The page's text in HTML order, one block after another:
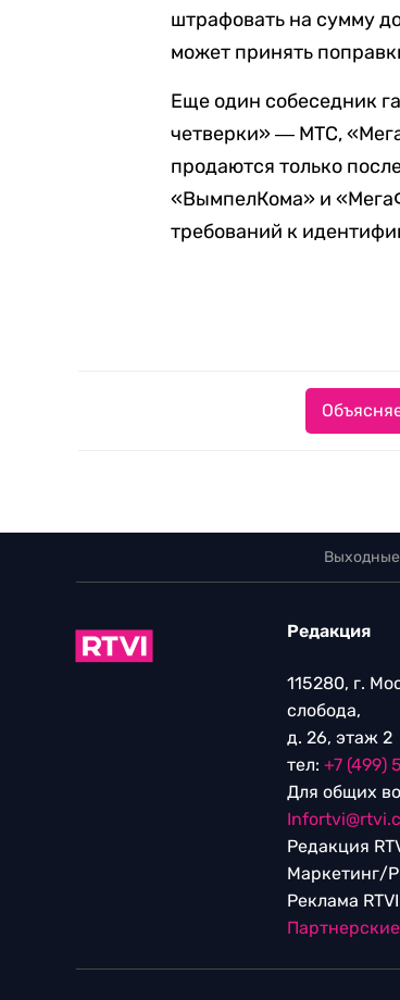
штрафовать на сумму
может принять
Еще один собеседник
четверки» ― МТС,
продаются только
«ВымпелКома» и
требований к
Редакция
115280, г.
слобода,
д. 26, этаж 2
тел: +7 (499)
Для общих
Редакция
Маркетинг/
Реклама